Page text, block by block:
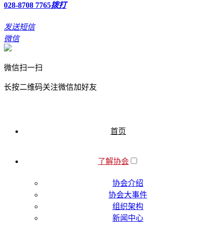
028-8708 7765拨打
发送短信
微信
微信扫一扫
长按二维码关注微信加好友
首页
了解协会
协会介绍
协会大事件
组织架构
新闻中心